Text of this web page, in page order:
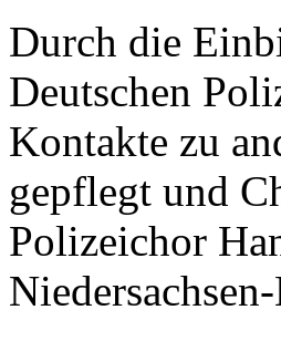
Durch die
Deutschen
Kontakte zu
gepflegt und
Polizeichor